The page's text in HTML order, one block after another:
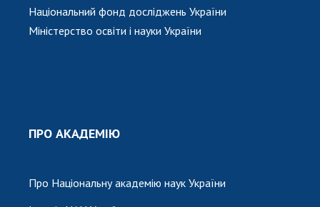
Членство в міжнародних організаціях
Міжнародні угоди
Державний бюджет НАН України
Бланки документів
Національний фонд досліджень України
Міністерство освіти і науки України
ПРО АКАДЕМІЮ
Про Національну академію наук України